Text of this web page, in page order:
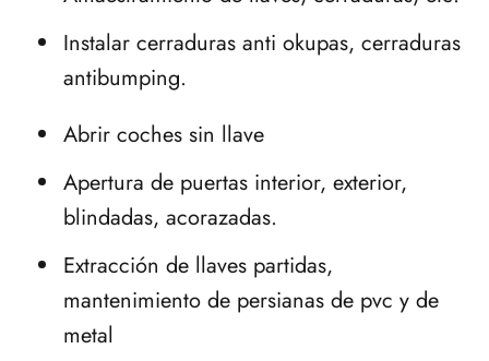
Instalar cerraduras anti okupas, cerraduras
antibumping.
Abrir coches sin llave
Apertura de puertas interior, exterior,
blindadas, acorazadas.
Extracción de llaves partidas,
mantenimiento de persianas de pvc y de
metal